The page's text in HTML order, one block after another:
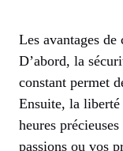
Les avantages
D’abord, la
constant permet
Ensuite, la liberté
heures
passions ou vos